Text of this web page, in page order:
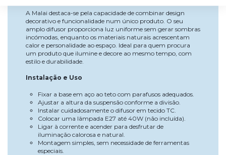
A Malai destaca-se pela capacidade de combinar design
decorativo e funcionalidade num único produto. O seu
amplo difusor proporciona luz uniforme sem gerar sombras
incómodas, enquanto os materiais naturais acrescentam
calor e personalidade ao espaço. Ideal para quem procura
um produto que ilumine e decore ao mesmo tempo, com
estilo e durabilidade.
Instalação e Uso
Fixar a base em aço ao teto com parafusos adequados.
Ajustar a altura da suspensão conforme a divisão.
Instalar cuidadosamente o difusor em tecido TC.
Colocar uma lâmpada E27 até 40W (não incluída).
Ligar à corrente e acender para desfrutar de
iluminação calorosa e natural.
Montagem simples, sem necessidade de ferramentas
especiais.